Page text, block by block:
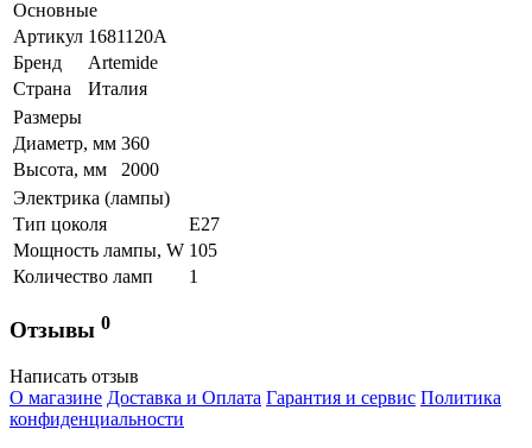
Основные
Артикул 1681120A
Бренд
Artemide
Страна
Италия
Размеры
Диаметр, мм 360
Высота, мм
2000
Электрика (лампы)
Тип цоколя
Е27
Мощность лампы, W 105
Количество ламп
1
Отзывы 0
Написать отзыв
О магазине Доставка и Оплата Гарантия и сервис Политика
конфиденциальности